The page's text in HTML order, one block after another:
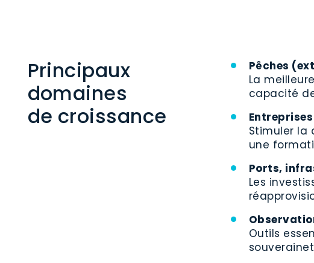
Principaux
domaines
de croissance
Pêches
La
capacité
Stimuler la
une
Ports,
Les
Outils